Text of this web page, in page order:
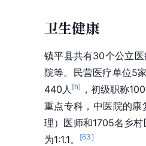
卫生健康
镇平县共有30个公立
院等。民营医疗单位5
440人 [h] ，初级职称
重点专科，中医院的
理）医师和1705名乡
为1:1.1。
[63]